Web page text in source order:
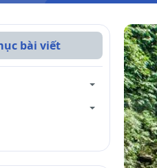
bài viết